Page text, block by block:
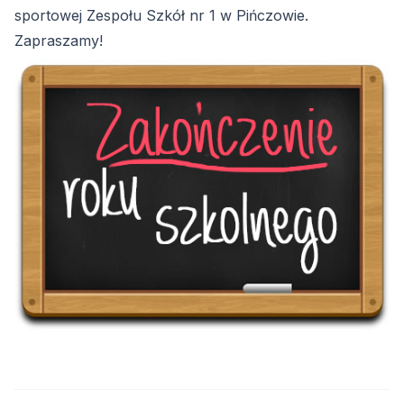
sportowej Zespołu Szkół nr 1 w Pińczowie.
Zapraszamy!